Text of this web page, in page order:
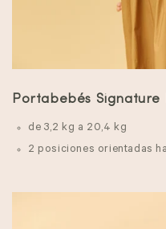
Portabebés
de 3,2 kg a 20,4 kg
2 posiciones orientadas